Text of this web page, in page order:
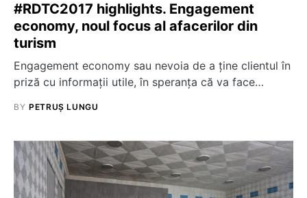
#RDTC2017 highlights. Engagement
economy, noul focus al afacerilor din
turism
Engagement economy sau nevoia de a ține clientul în
priză cu informații utile, în speranța că va face…
BY PETRUȘ LUNGU